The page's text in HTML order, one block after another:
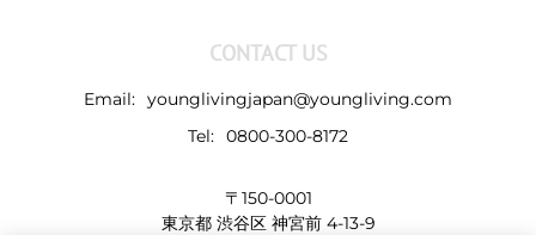
CONTACT US
Email: younglivingjapan@youngliving.com
Tel: 0800-300-8172
〒150-0001
東京都 渋谷区 神宮前 4-13-9